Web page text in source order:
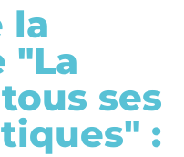
la
"La
ses
: